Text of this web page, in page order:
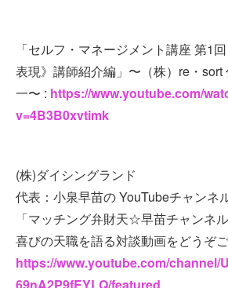
「セルフ・マネージメント講座 第1
表現》講師紹介編」〜（株）re・sort
一〜 : https://www.youtube.com/
v=4B3B0xvtimk
(株)ダイシングランド
代表：小泉早苗の YouTubeチャンネ
「マッチング弁財天☆早苗チャンネル
喜びの天職を語る対談動画をどうぞご
https://www.youtube.com/channel/